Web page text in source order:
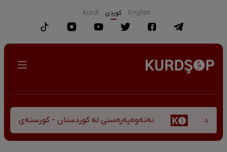
English كوردی Kurdî
نەتەوەپەرەستی لە کوردستان - کورستەی